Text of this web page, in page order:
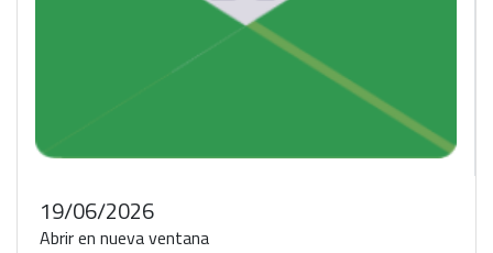
19/06/2026
Abrir en nueva ventana